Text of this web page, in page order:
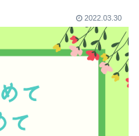
2022.03.30